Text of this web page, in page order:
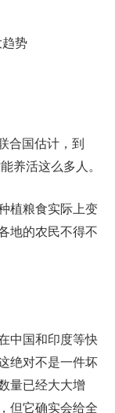
合国估计，到
养活这么多人。
植粮食实际上变
地的农民不得不
中国和印度等快
绝对不是一件坏
量已经大大增
但它确实会给全